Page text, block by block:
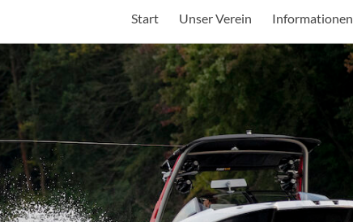
Start Unser Verein Informationen